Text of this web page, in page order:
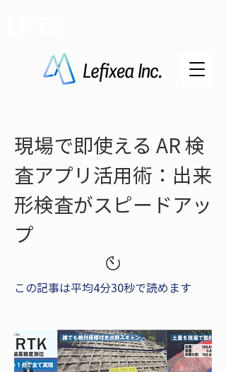
現場で即使える AR 検
査アプリ活用術：出来
形検査がスピードアッ
プ
この記事は平均4分30秒で読めます